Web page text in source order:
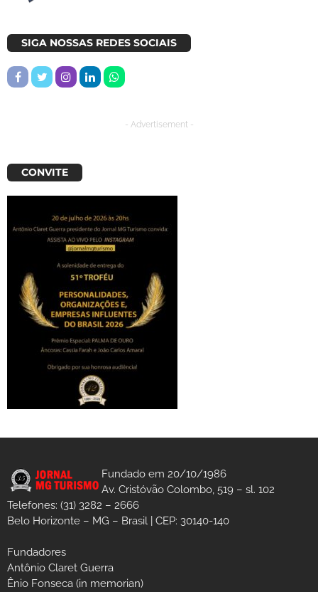
SIGA NOSSAS REDES SOCIAIS
- Advertisement -
CONVITE
Fundado em 20/10/1986
Av. Cristóvão Colombo, 519 – sl. 102
Telefones: (31) 3282 – 2666
Belo Horizonte – MG – Brasil | CEP: 30140-140
Fundadores
Antônio Claret Guerra
Ênio Fonseca (in memorian)